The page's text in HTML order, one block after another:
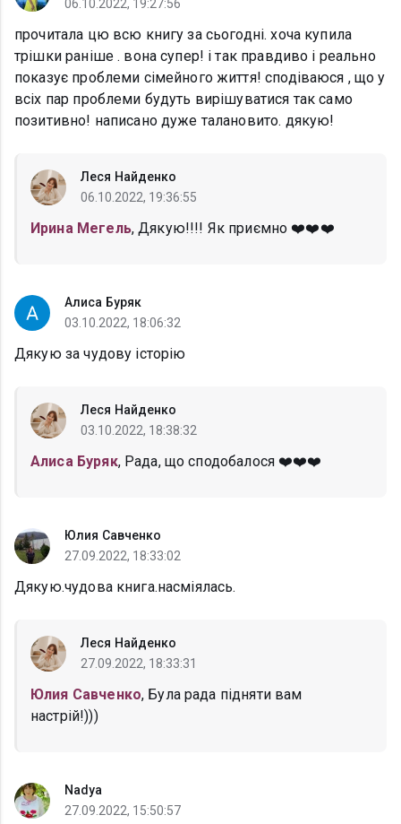
06.10.2022, 19:27:56
прочитала цю всю книгу за сьогодні. хоча купила
трішки раніше . вона супер! і так правдиво і реально
показує проблеми сімейного життя! сподіваюся , що у
всіх пар проблеми будуть вирішуватися так само
позитивно! написано дуже талановито. дякую!
Леся Найденко
06.10.2022, 19:36:55
Ирина Мегель, Дякую!!!! Як приємно ❤️❤️❤️
Алиса Буряк
03.10.2022, 18:06:32
Дякую за чудову історію
Леся Найденко
03.10.2022, 18:38:32
Алиса Буряк, Рада, що сподобалося ❤️❤️❤️
Юлия Савченко
27.09.2022, 18:33:02
Дякую.чудова книга.насміялась.
Леся Найденко
27.09.2022, 18:33:31
Юлия Савченко, Була рада підняти вам
настрій!)))
Nadya
27.09.2022, 15:50:57